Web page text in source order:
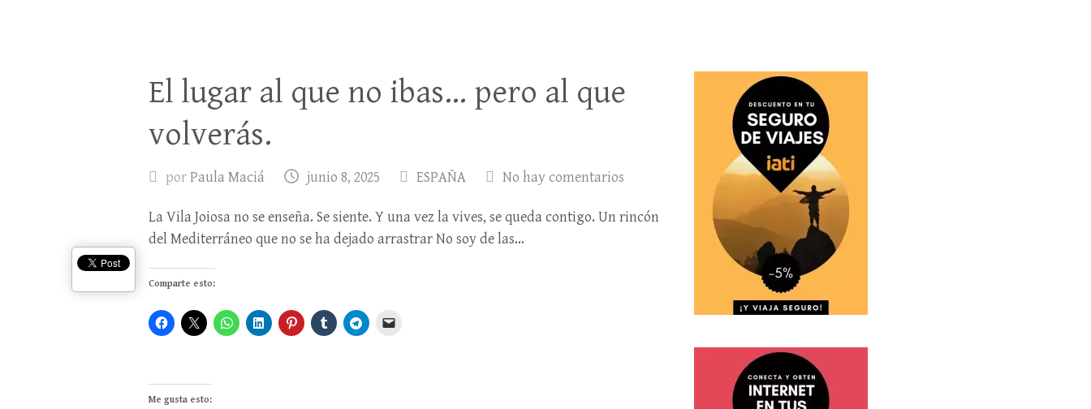
El lugar al que no ibas… pero al que
volverás.
porPaula Maciá junio 8, 2025 ESPAÑA No hay comentarios
La Vila Joiosa no se enseña. Se siente. Y una vez la vives, se queda contigo. Un rincón
del Mediterráneo que no se ha dejado arrastrar No soy de las…
Comparte esto:
Me gusta esto: